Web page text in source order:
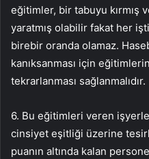
eğitimler, bir tabuyu kırmış
yaratmış olabilir fakat her
birebir oranda olamaz.
kanıksanması için
tekrarlanması sağlanmalıdır.
6. Bu eğitimleri veren
cinsiyet eşitliği üzerine
puanın altında kalan